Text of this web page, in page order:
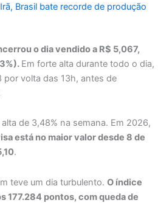
Brasil bate recorde de produção
o dia vendido a R$ 5,067,
Em forte alta durante todo o dia,
por volta das 13h, antes de
de 3,48% na semana. Em 2026,
está no maior valor desde 8 de
.
teve um dia turbulento. O índice
177.284 pontos, com queda de